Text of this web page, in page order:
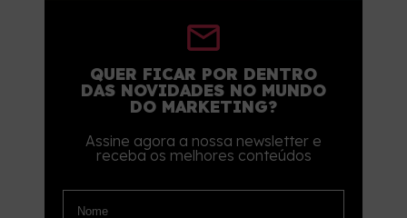
QUER FICAR POR DENTRO
DAS NOVIDADES NO MUNDO
DO MARKETING?
Assine agora a nossa newsletter e
receba os melhores conteúdos